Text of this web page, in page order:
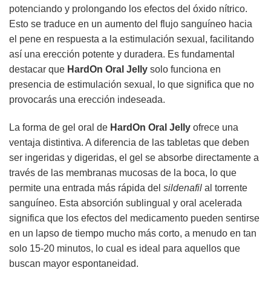
potenciando y prolongando los efectos del óxido nítrico.
Esto se traduce en un aumento del flujo sanguíneo hacia
el pene en respuesta a la estimulación sexual, facilitando
así una erección potente y duradera. Es fundamental
destacar que HardOn Oral Jelly solo funciona en
presencia de estimulación sexual, lo que significa que no
provocarás una erección indeseada.
La forma de gel oral de HardOn Oral Jelly ofrece una
ventaja distintiva. A diferencia de las tabletas que deben
ser ingeridas y digeridas, el gel se absorbe directamente a
través de las membranas mucosas de la boca, lo que
permite una entrada más rápida del sildenafil al torrente
sanguíneo. Esta absorción sublingual y oral acelerada
significa que los efectos del medicamento pueden sentirse
en un lapso de tiempo mucho más corto, a menudo en tan
solo 15-20 minutos, lo cual es ideal para aquellos que
buscan mayor espontaneidad.